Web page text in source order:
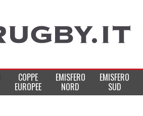
COPPE
EUROPEE
EMISFERO
NORD
EMISFERO
SUD